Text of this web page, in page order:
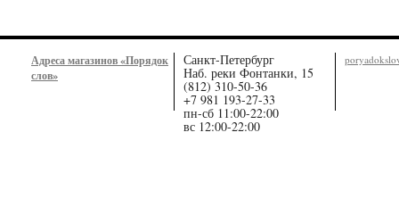
Адреса магазинов «Порядок
слов»
Санкт-Петербург
Наб. реки Фонтанки, 15
(812) 310-50-36
+7 981 193-27-33
пн-сб 11:00-22:00
вс 12:00-22:00